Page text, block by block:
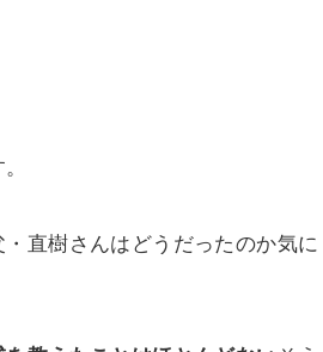
直樹さんはどうだったのか気に